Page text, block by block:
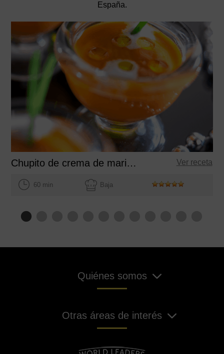
España.
Chupito de crema de marisco Ver receta
60 min Baja
Quiénes somos
Otras áreas de interés